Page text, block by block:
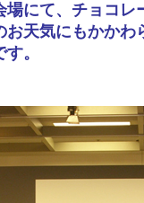
場にて、チョコレ
お天気にもかか
。